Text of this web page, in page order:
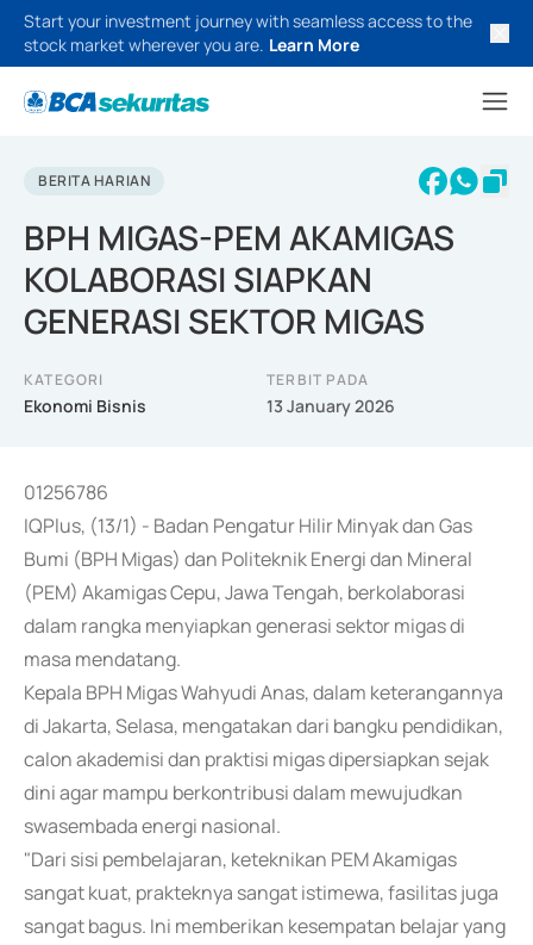
Start your investment journey with seamless access to the
stock market wherever you are. Learn More
BERITA HARIAN
BPH MIGAS-PEM AKAMIGAS
KOLABORASI SIAPKAN
GENERASI SEKTOR MIGAS
KATEGORI
Ekonomi Bisnis
TERBIT PADA
13 January 2026
01256786
IQPlus, (13/1) - Badan Pengatur Hilir Minyak dan Gas
Bumi (BPH Migas) dan Politeknik Energi dan Mineral
(PEM) Akamigas Cepu, Jawa Tengah, berkolaborasi
dalam rangka menyiapkan generasi sektor migas di
masa mendatang.
Kepala BPH Migas Wahyudi Anas, dalam keterangannya
di Jakarta, Selasa, mengatakan dari bangku pendidikan,
calon akademisi dan praktisi migas dipersiapkan sejak
dini agar mampu berkontribusi dalam mewujudkan
swasembada energi nasional.
"Dari sisi pembelajaran, keteknikan PEM Akamigas
sangat kuat, prakteknya sangat istimewa, fasilitas juga
sangat bagus. Ini memberikan kesempatan belajar yang